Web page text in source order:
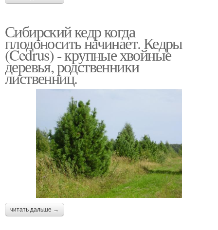
Сибирский кедр когда
плодоносить начинает. Кедры
(Cedrus) - крупные хвойные
деревья, родственники
лиственниц.
читать дальше →